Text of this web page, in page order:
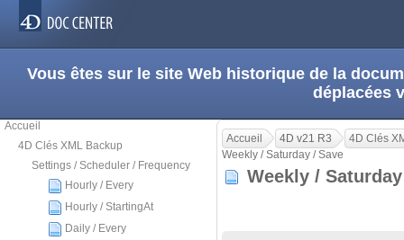
Vous êtes sur le site Web historique de la
déplacées
Accueil
4D Clés XML Backup
Settings / Scheduler / Frequency
Hourly / Every
Hourly / StartingAt
Daily / Every
Accueil 4D v21 R3
4D Clés
Weekly / Saturday / Save
Weekly /